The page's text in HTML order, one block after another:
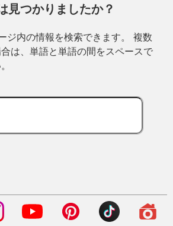
見つかりましたか？
ジ内の情報を検索できます。 複数
は、単語と単語の間をスペースで